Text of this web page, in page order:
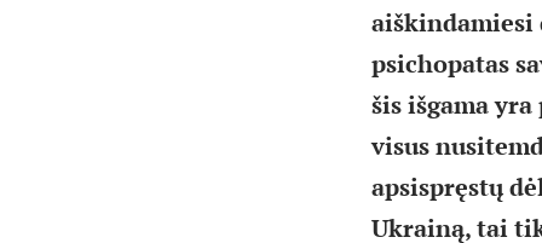
aiškindamiesi
psichopatas
šis išgama
visus
apsispręstų
Ukrainą, tai